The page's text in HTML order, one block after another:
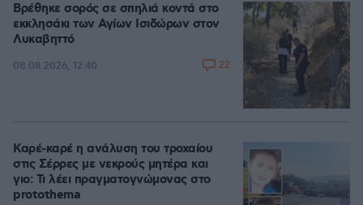
Βρέθηκε σορός σε σπηλιά κοντά στο
εκκλησάκι των Αγίων Ισιδώρων στον
Λυκαβηττό
08.08.2026, 12:40 22
Καρέ-καρέ η ανάλυση του τροχαίου
στις Σέρρες με νεκρούς μητέρα και
γιο: Τι λέει πραγματογνώμονας στο
protothema